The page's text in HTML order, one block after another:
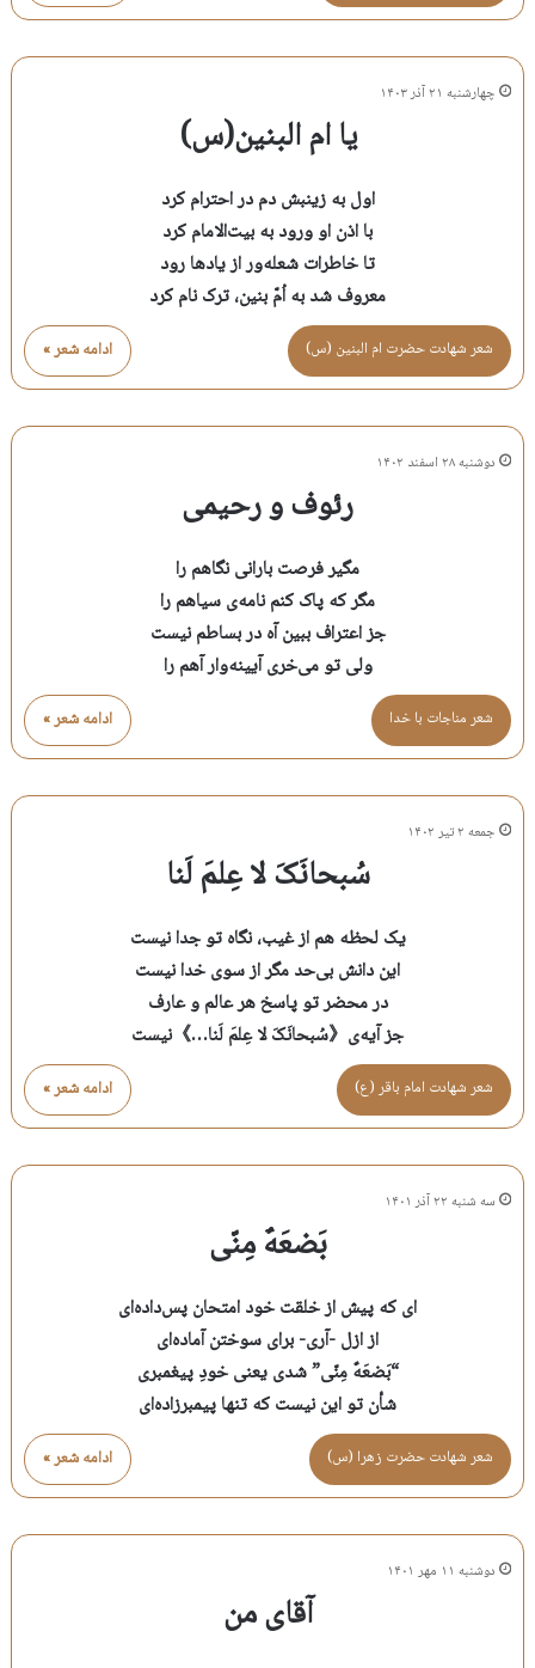
چهارشنبه ۲۱ آذر ۱۴۰۳
یا ام البنین(س)
اول به زینبش دم در احترام کرد
با اذن او ورود به بیت‌الامام کرد
تا خاطرات شعله‌ور از یادها رود
معروف شد به اُم‌ّ بنین، ترک نام کرد
ادامه شعر » شعر شهادت حضرت ام البنين (س)
دوشنبه ۲۸ اسفند ۱۴۰۲
رئوف و رحیمی
مگیر فرصت بارانی نگاهم را
مگر که پاک کنم نامه‌ی سیاهم را
جز اعتراف ببین آه در بساطم نیست
ولی تو می‌خری آیینه‌وار آهم را
ادامه شعر » شعر مناجات با خدا
جمعه ۲ تیر ۱۴۰۲
سُبحانَکَ لا عِلمَ لَنا
یک لحظه هم از غیب، نگاه تو جدا نیست
این دانش بی‌حد مگر از سوی خدا نیست
در محضر تو پاسخ هر عالم و عارف
جز آیه‌ی《سُبحانَکَ لا عِلمَ لَنا…》نیست
ادامه شعر » شعر شهادت امام باقر (ع)
سه شنبه ۲۲ آذر ۱۴۰۱
بَضعَهٌ مِنّی
ای که پیش از خلقت خود امتحان پس‌داده‌ای
از ازل -آری- برای سوختن آماده‌ای
“بَضعَهٌ مِنّی” شدی یعنی خودِ پیغمبری
شأن تو این نیست که تنها پیمبرزاده‌ای
ادامه شعر » شعر شهادت حضرت زهرا (س)
دوشنبه ۱۱ مهر ۱۴۰۱
آقای من